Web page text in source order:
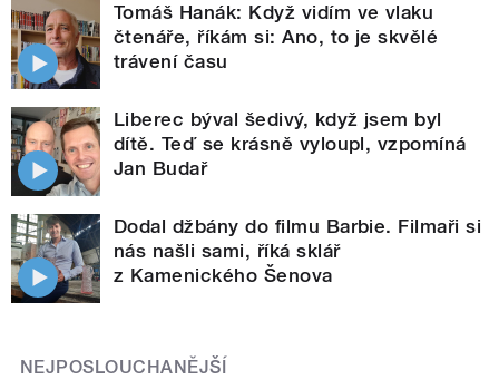
Tomáš Hanák: Když vidím ve vlaku
čtenáře, říkám si: Ano, to je skvělé
trávení času
Liberec býval šedivý, když jsem byl
dítě. Teď se krásně vyloupl, vzpomíná
Jan Budař
Dodal džbány do filmu Barbie. Filmaři si
nás našli sami, říká sklář
z Kamenického Šenova
NEJPOSLOUCHANĚJŠÍ